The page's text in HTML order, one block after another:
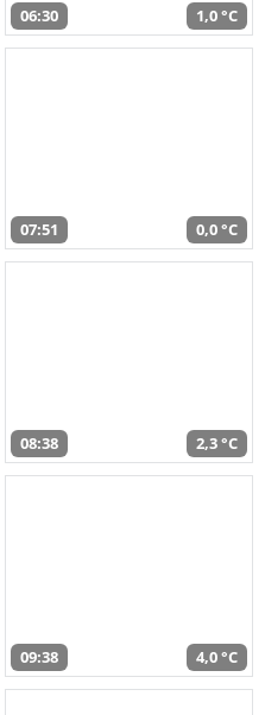
06:30 1,0 °C
07:51 0,0 °C
08:38 2,3 °C
09:38 4,0 °C